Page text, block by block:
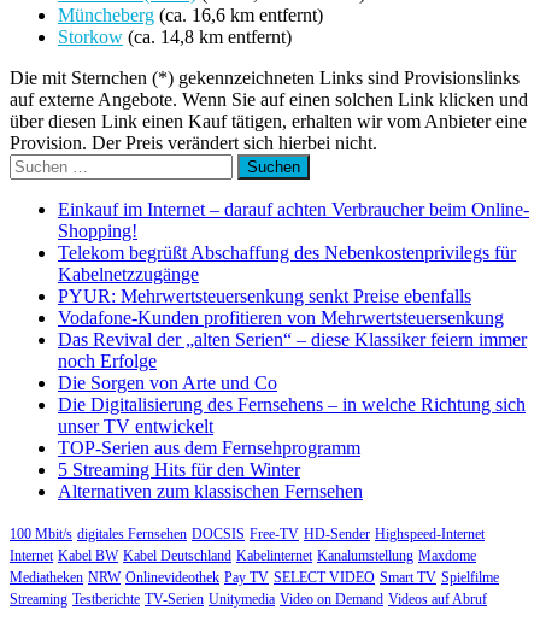
Müncheberg (ca. 16,6 km entfernt)
Storkow (ca. 14,8 km entfernt)
Die mit Sternchen (*) gekennzeichneten Links sind Provisionslinks
auf externe Angebote. Wenn Sie auf einen solchen Link klicken und
über diesen Link einen Kauf tätigen, erhalten wir vom Anbieter eine
Provision. Der Preis verändert sich hierbei nicht.
Suchen
nach:
Einkauf im Internet – darauf achten Verbraucher beim Online-
Shopping!
Telekom begrüßt Abschaffung des Nebenkostenprivilegs für
Kabelnetzzugänge
PYUR: Mehrwertsteuersenkung senkt Preise ebenfalls
Vodafone-Kunden profitieren von Mehrwertsteuersenkung
Das Revival der „alten Serien“ – diese Klassiker feiern immer
noch Erfolge
Die Sorgen von Arte und Co
Die Digitalisierung des Fernsehens – in welche Richtung sich
unser TV entwickelt
TOP-Serien aus dem Fernsehprogramm
5 Streaming Hits für den Winter
Alternativen zum klassischen Fernsehen
100 Mbit/s digitales Fernsehen DOCSIS Free-TV HD-Sender Highspeed-Internet
Internet Kabel BW Kabel Deutschland Kabelinternet Kanalumstellung Maxdome
Mediatheken NRW Onlinevideothek Pay TV SELECT VIDEO Smart TV Spielfilme
Streaming Testberichte TV-Serien Unitymedia Video on Demand Videos auf Abruf